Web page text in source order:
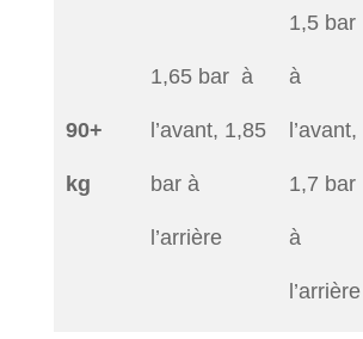
90+
kg
1,65 bar à
l’avant, 1,85
bar à
l’arrière
1,5 bar
à
l’avant,
1,7 bar
à
l’arrière